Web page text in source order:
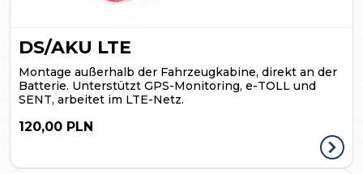
DS/AKU LTE
Montage außerhalb der Fahrzeugkabine, direkt an der
Batterie. Unterstützt GPS-Monitoring, e-TOLL und
SENT, arbeitet im LTE-Netz.
120,00 PLN